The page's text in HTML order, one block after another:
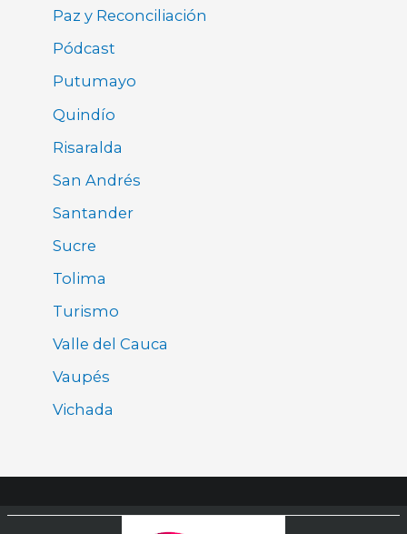
Paz y Reconciliación
Pódcast
Putumayo
Quindío
Risaralda
San Andrés
Santander
Sucre
Tolima
Turismo
Valle del Cauca
Vaupés
Vichada